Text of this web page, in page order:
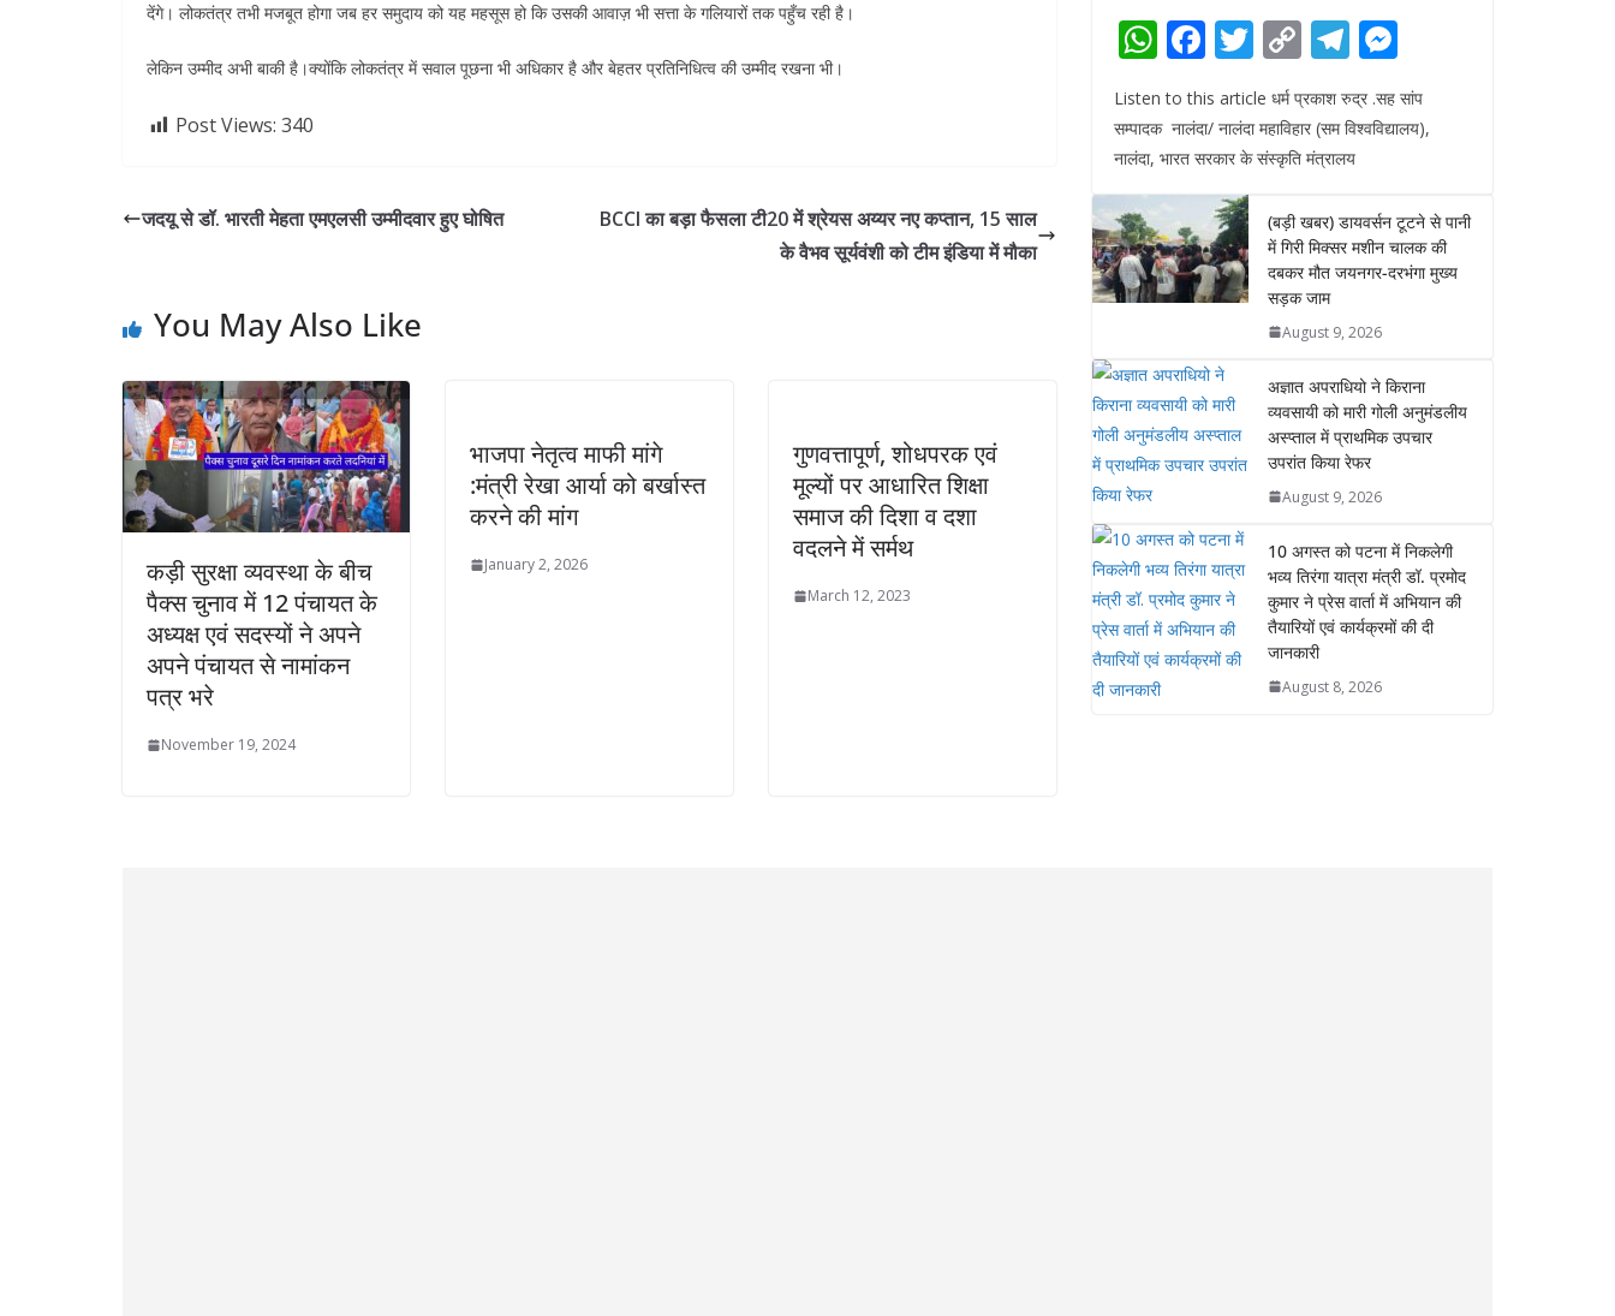
देंगे। लोकतंत्र तभी मजबूत होगा जब हर समुदाय को यह महसूस हो कि उसकी आवाज़ भी सत्ता के गलियारों तक पहुँच रही है।
लेकिन उम्मीद अभी बाकी है।क्योंकि लोकतंत्र में सवाल पूछना भी अधिकार है और बेहतर प्रतिनिधित्व की उम्मीद रखना भी।
Post Views: 340
जदयू से डॉ. भारती मेहता एमएलसी उम्मीदवार हुए घोषित
BCCI का बड़ा फैसला टी20 में श्रेयस अय्यर नए कप्तान, 15 साल
के वैभव सूर्यवंशी को टीम इंडिया में मौका
You May Also Like
कड़ी सुरक्षा व्यवस्था के बीच
पैक्स चुनाव में 12 पंचायत के
अध्यक्ष एवं सदस्यों ने अपने
अपने पंचायत से नामांकन
पत्र भरे
November 19, 2024
भाजपा नेतृत्व माफी मांगे
:मंत्री रेखा आर्या को बर्खास्त
करने की मांग
January 2, 2026
गुणवत्तापूर्ण, शोधपरक एवं
मूल्यों पर आधारित शिक्षा
समाज की दिशा व दशा
वदलने में सर्मथ
March 12, 2023
W
at
s
A
p
p
F
e
b
o
o
k
T
w
itt
er
C
p
y
n
k
T
e
gr
m
e
ss
g
er
Listen to this article धर्म प्रकाश रुद्र .सह सांप
सम्पादक नालंदा/ नालंदा महाविहार (सम विश्वविद्यालय),
नालंदा, भारत सरकार के संस्कृति मंत्रालय
(बड़ी खबर) डायवर्सन टूटने से पानी
में गिरी मिक्सर मशीन चालक की
दबकर मौत जयनगर-दरभंगा मुख्य
सड़क जाम
August 9, 2026
अज्ञात अपराधियो ने किराना
व्यवसायी को मारी गोली अनुमंडलीय
अस्प्ताल में प्राथमिक उपचार
उपरांत किया रेफर
August 9, 2026
10 अगस्त को पटना में निकलेगी
भव्य तिरंगा यात्रा मंत्री डॉ. प्रमोद
कुमार ने प्रेस वार्ता में अभियान की
तैयारियों एवं कार्यक्रमों की दी
जानकारी
August 8, 2026